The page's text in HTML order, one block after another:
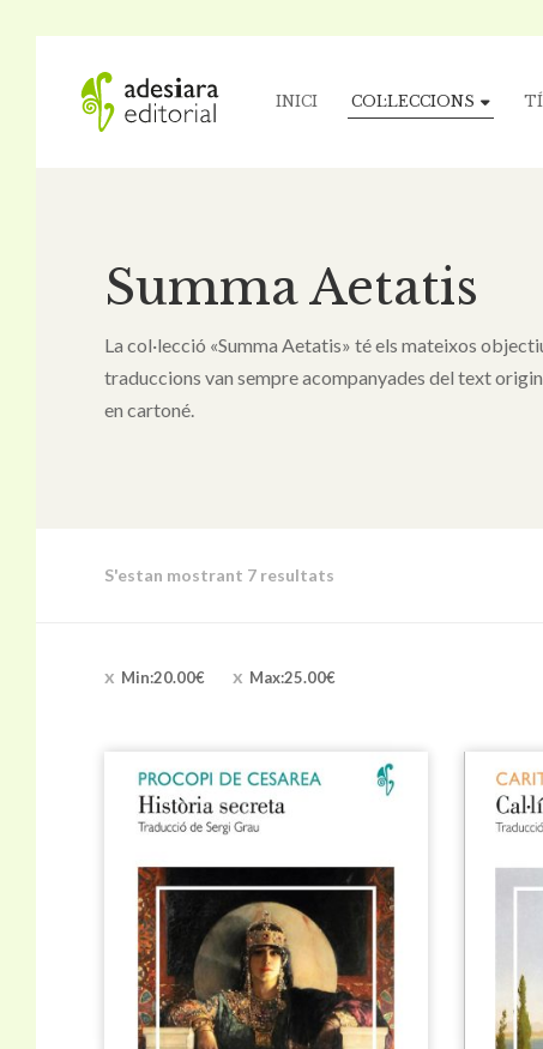
INICI COL·LECCIONS
Summa Aetatis
La col·lecció «Summa Aetatis» té els mateixos
traduccions van sempre acompanyades del text
en cartoné.
S'estan mostrant 7 resultats
Min:20.00€ Max:25.00€